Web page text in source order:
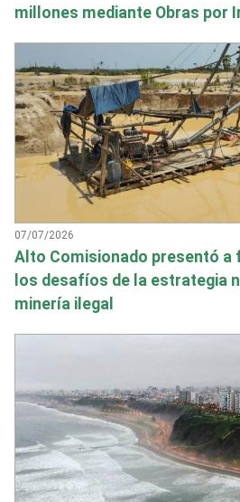
millones mediante Obras por
07/07/2026
Alto Comisionado presentó
los desafíos de la estrategia
minería ilegal